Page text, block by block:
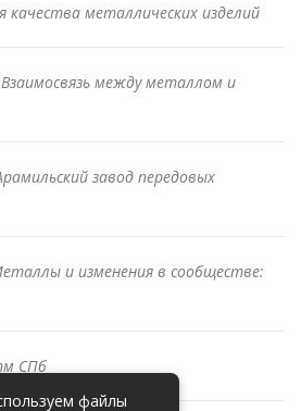
металлических изделий
Взаимосвязь между металлом и
завод передовых
и изменения в сообществе:
СПб
файлы